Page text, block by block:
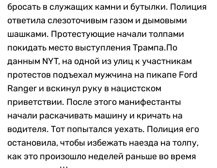
бросать в служащих камни и бутылки. Полиция
ответила слезоточивым газом и дымовыми
шашками. Протестующие начали толпами
покидать место выступления Трампа.По
данным NYT, на одной из улиц к участникам
протестов подъехал мужчина на пикапе Ford
Ranger и вскинул руку в нацистском
приветствии. После этого манифестанты
начали раскачивать машину и кричать на
водителя. Тот попытался уехать. Полиция его
остановила, чтобы избежать наезда на толпу,
как это произошло неделей раньше во время